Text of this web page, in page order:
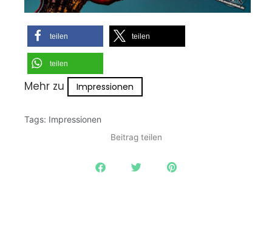
teilen teilen
teilen
Mehr zu Impressionen
Tags: Impressionen
Beitrag teilen